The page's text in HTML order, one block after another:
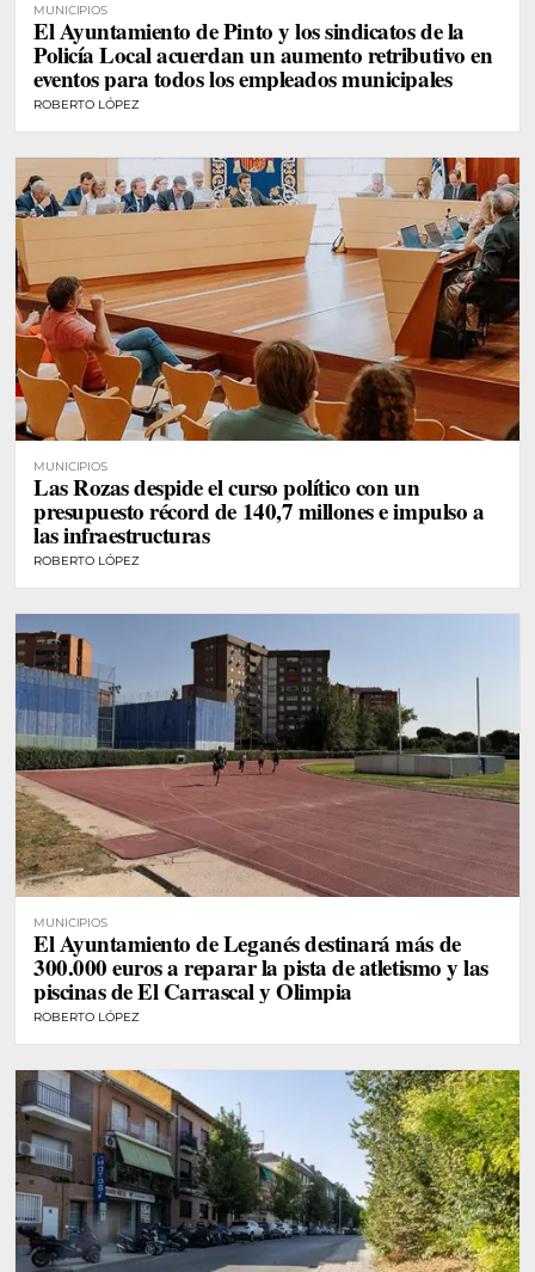
MUNICIPIOS
El Ayuntamiento de Pinto y los sindicatos de la
Policía Local acuerdan un aumento retributivo en
eventos para todos los empleados municipales
ROBERTO LÓPEZ
MUNICIPIOS
Las Rozas despide el curso político con un
presupuesto récord de 140,7 millones e impulso a
las infraestructuras
ROBERTO LÓPEZ
MUNICIPIOS
El Ayuntamiento de Leganés destinará más de
300.000 euros a reparar la pista de atletismo y las
piscinas de El Carrascal y Olimpia
ROBERTO LÓPEZ